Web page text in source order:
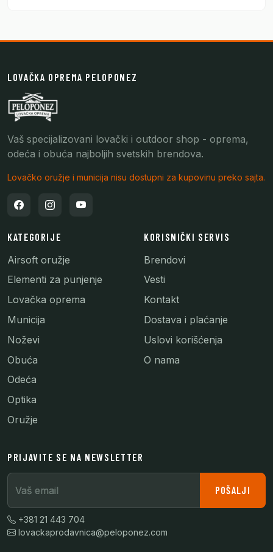
LOVAČKA OPREMA PELOPONEZ
Vaš specijalizovani lovački i outdoor shop - oprema,
odeća i obuća najboljih svetskih brendova.
Lovačko oružje i municija nisu dostupni za kupovinu preko sajta.
KATEGORIJE
Airsoft oružje
Elementi za punjenje
Lovačka oprema
Municija
Noževi
Obuća
Odeća
Optika
Oružje
KORISNIČKI SERVIS
Brendovi
Vesti
Kontakt
Dostava i plaćanje
Uslovi korišćenja
O nama
PRIJAVITE SE NA NEWSLETTER
Vaš email POŠALJI
+381 21 443 704
lovackaprodavnica@peloponez.com